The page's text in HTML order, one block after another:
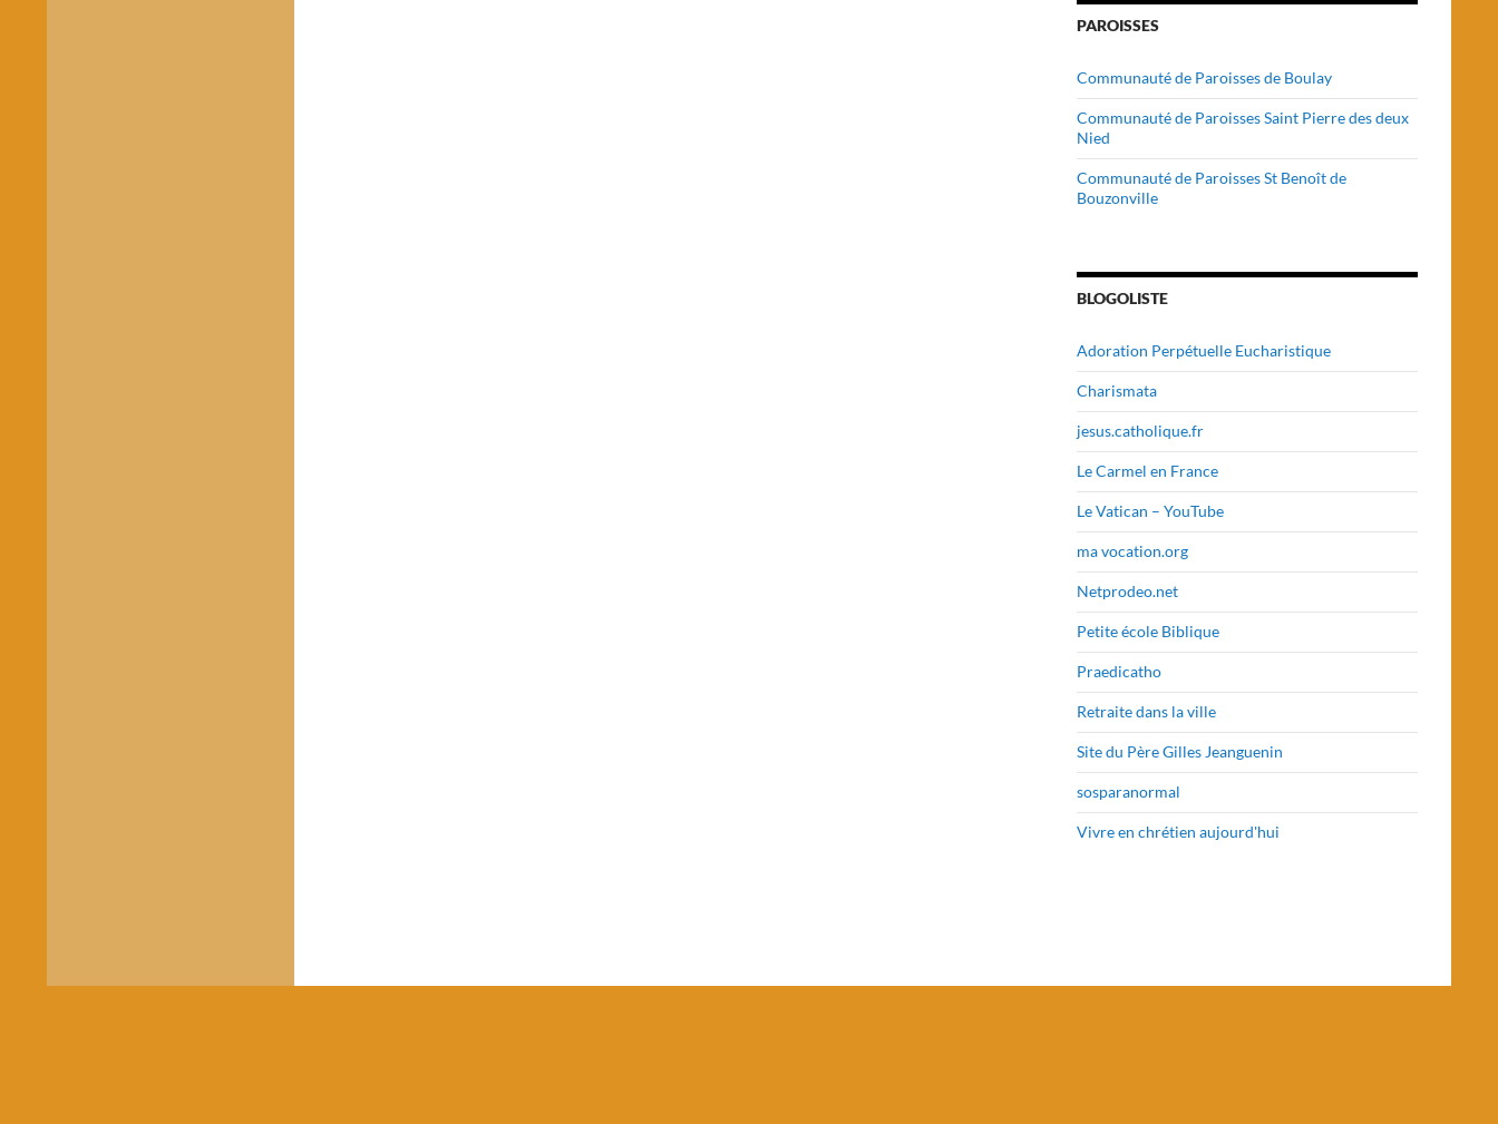
PAROISSES
Communauté de Paroisses de Boulay
Communauté de Paroisses Saint Pierre des deux
Nied
Communauté de Paroisses St Benoît de
Bouzonville
BLOGOLISTE
Adoration Perpétuelle Eucharistique
Charismata
jesus.catholique.fr
Le Carmel en France
Le Vatican – YouTube
ma vocation.org
Netprodeo.net
Petite école Biblique
Praedicatho
Retraite dans la ville
Site du Père Gilles Jeanguenin
sosparanormal
Vivre en chrétien aujourd'hui